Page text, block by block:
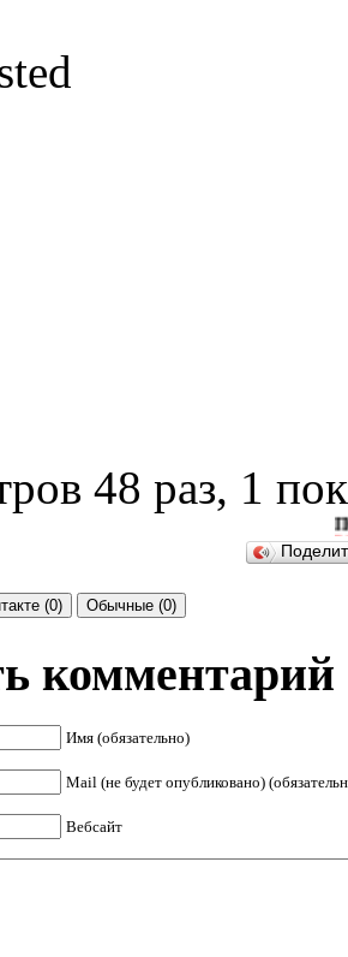
48 раз, 1
(0) Обычные (0)
комментарий
Имя (обязательно)
Mail (не будет опубликовано)
Вебсайт